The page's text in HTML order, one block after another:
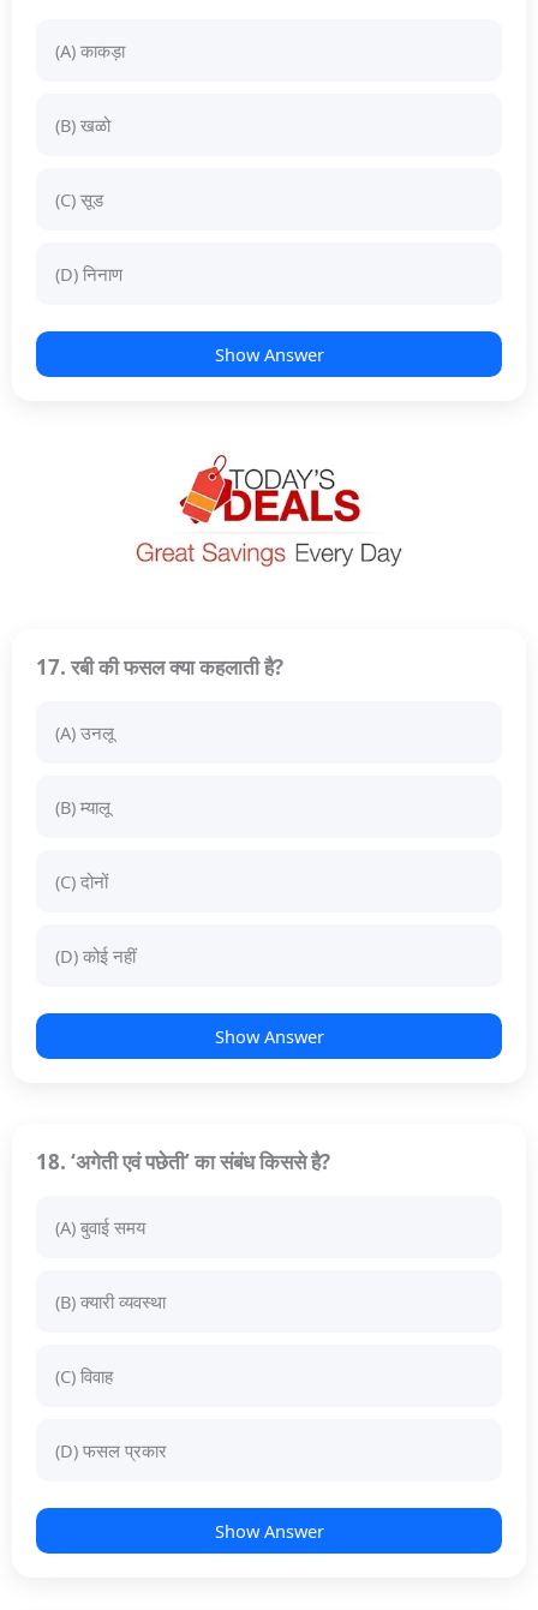
(A) काकड़ा
(B) खळो
(C) सूड
(D) निनाण
Show Answer
17. रबी की फसल क्या कहलाती है?
(A) उनलू
(B) म्यालू
(C) दोनों
(D) कोई नहीं
Show Answer
18. ‘अगेती एवं पछेती’ का संबंध किससे है?
(A) बुवाई समय
(B) क्यारी व्यवस्था
(C) विवाह
(D) फसल प्रकार
Show Answer